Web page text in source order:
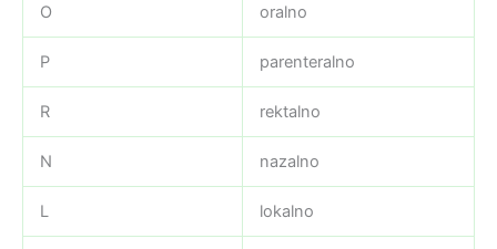
O oralno
P parenteralno
R rektalno
N nazalno
L lokalno